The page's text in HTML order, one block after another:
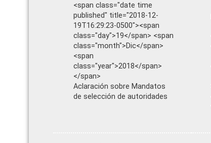
<span class="date time
published" title="2018-12-
19T16:29:23-0500"><span
class="day">19</span> <span
class="month">Dic</span>
<span
class="year">2018</span>
</span>
Aclaración sobre Mandatos
de selección de autoridades